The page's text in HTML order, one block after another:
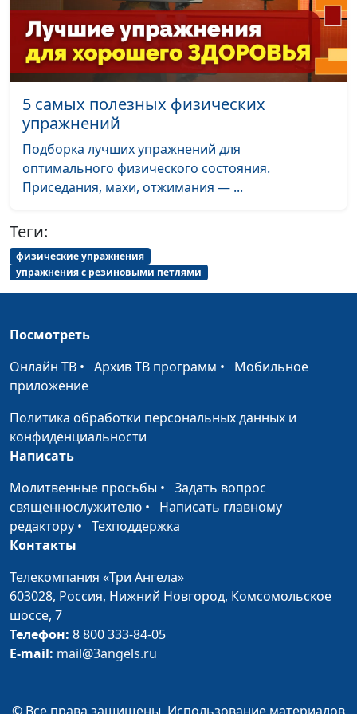
Поляна», Максим
Меженин
Упражнения для
профилактики
болей в коленях
Павел Меженин, мастер
спорта, руководитель
центра здоровья «Ягодная
Поляна», Максим
#2
Весёлая рыбалка —
зарядка для плеч
Павел Меженин, мастер
спорта, руководитель
5 самых полезных физических
упражнений
Подборка лучших упражнений для
оптимального физического состояния.
Приседания, махи, отжимания — ...
Теги:
физические упражнения
упражнения с резиновыми петлями
Посмотреть
Онлайн ТВ • Архив ТВ программ • Мобильное
приложение
Политика обработки персональных данных и
конфиденциальности
Написать
Молитвенные просьбы • Задать вопрос
священнослужителю • Написать главному
редактору • Техподдержка
Контакты
Телекомпания «Три Ангела»
603028, Россия, Нижний Новгород, Комсомольское
шоссе, 7
Телефон: 8 800 333-84-05
E-mail: mail@3angels.ru